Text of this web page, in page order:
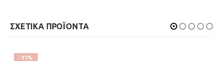
ΣΧΕΤΙΚΑ ΠΡΟΪΟΝΤΑ
-11%